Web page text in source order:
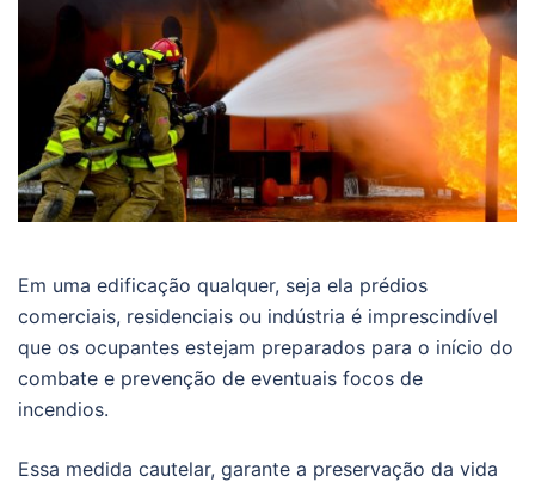
Em uma edificação qualquer, seja ela prédios
comerciais, residenciais ou indústria é imprescindível
que os ocupantes estejam preparados para o início do
combate e prevenção de eventuais focos de
incendios.
Essa medida cautelar, garante a preservação da vida